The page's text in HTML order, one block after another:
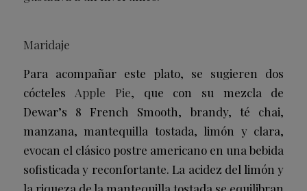
Maridaje
Para acompañar este plato, se sugieren dos
cócteles Apple Pie, que con su mezcla de
Dewar’s 8 French Smooth, brandy, té chai,
manzana, mantequilla tostada, limón y clara,
evocan el clásico postre americano en una bebida
sofisticada y reconfortante. La acidez del limón y